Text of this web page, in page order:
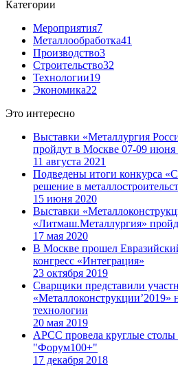
Категории
Мероприятия7
Металлообработка41
Производство3
Строительство32
Технологии19
Экономика22
Это интересно
Выставки «Металлургия
пройдут в Москве 07-09 июня
11 августа 2021
Подведены итоги конкурса
решение в
15 июня 2020
Выставки
«Литмаш.Металлургия»
17 мая 2020
В Москве прошел
конгресс «Интеграция»
23 октября 2019
Сварщики представили
«Металлоконструкции’2019»
технологии
20 мая 2019
АРСС провела круглые столы
"Форум100+"
17 декабря 2018